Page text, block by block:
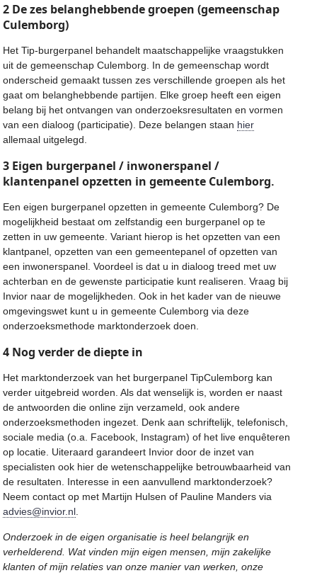
2 De zes belanghebbende groepen (gemeenschap
Culemborg)
Het Tip-burgerpanel behandelt maatschappelijke vraagstukken
uit de gemeenschap Culemborg. In de gemeenschap wordt
onderscheid gemaakt tussen zes verschillende groepen als het
gaat om belanghebbende partijen. Elke groep heeft een eigen
belang bij het ontvangen van onderzoeksresultaten en vormen
van een dialoog (participatie). Deze belangen staan hier
allemaal uitgelegd.
3 Eigen burgerpanel / inwonerspanel /
klantenpanel opzetten in gemeente Culemborg.
Een eigen burgerpanel opzetten in gemeente Culemborg? De
mogelijkheid bestaat om zelfstandig een burgerpanel op te
zetten in uw gemeente. Variant hierop is het opzetten van een
klantpanel, opzetten van een gemeentepanel of opzetten van
een inwonerspanel. Voordeel is dat u in dialoog treed met uw
achterban en de gewenste participatie kunt realiseren. Vraag bij
Invior naar de mogelijkheden. Ook in het kader van de nieuwe
omgevingswet kunt u in gemeente Culemborg via deze
onderzoeksmethode marktonderzoek doen.
4 Nog verder de diepte in
Het marktonderzoek van het burgerpanel TipCulemborg kan
verder uitgebreid worden. Als dat wenselijk is, worden er naast
de antwoorden die online zijn verzameld, ook andere
onderzoeksmethoden ingezet. Denk aan schriftelijk, telefonisch,
sociale media (o.a. Facebook, Instagram) of het live enquêteren
op locatie. Uiteraard garandeert Invior door de inzet van
specialisten ook hier de wetenschappelijke betrouwbaarheid van
de resultaten. Interesse in een aanvullend marktonderzoek?
Neem contact op met Martijn Hulsen of Pauline Manders via
advies@invior.nl
Onderzoek in de eigen organisatie is heel belangrijk en
verhelderend. Wat vinden mijn eigen mensen, mijn zakelijke
klanten of mijn relaties van onze manier van werken, onze